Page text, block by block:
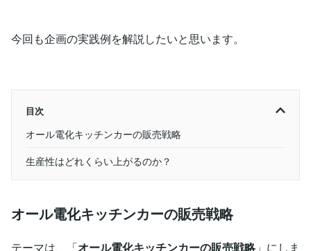
今回も企画の実践例を解説したいと思います。
目次
オール電化キッチンカーの販売戦略
生産性はどれくらい上がるのか？
オール電化キッチンカーの販売戦略
テーマは、「オール電化キッチンカーの販売戦略」にしま